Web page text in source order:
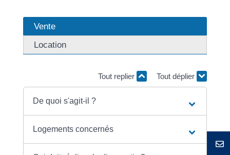
Vente
Location
Tout replier Tout déplier
De quoi s'agit-il ?
Logements concernés